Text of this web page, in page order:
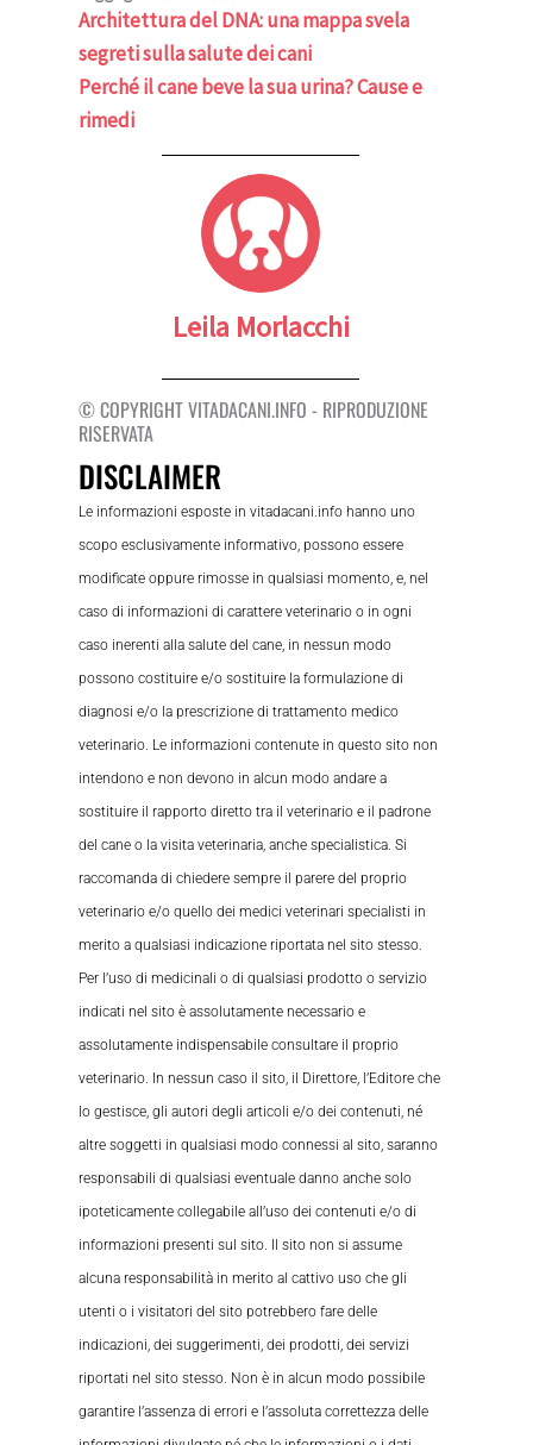
Architettura del DNA: una mappa svela
segreti sulla salute dei cani
Perché il cane beve la sua urina? Cause e
rimedi
Leila Morlacchi
© COPYRIGHT VITADACANI.INFO - RIPRODUZIONE
RISERVATA
DISCLAIMER
Le informazioni esposte in vitadacani.info hanno uno
scopo esclusivamente informativo, possono essere
modificate oppure rimosse in qualsiasi momento, e, nel
caso di informazioni di carattere veterinario o in ogni
caso inerenti alla salute del cane, in nessun modo
possono costituire e/o sostituire la formulazione di
diagnosi e/o la prescrizione di trattamento medico
veterinario. Le informazioni contenute in questo sito non
intendono e non devono in alcun modo andare a
sostituire il rapporto diretto tra il veterinario e il padrone
del cane o la visita veterinaria, anche specialistica. Si
raccomanda di chiedere sempre il parere del proprio
veterinario e/o quello dei medici veterinari specialisti in
merito a qualsiasi indicazione riportata nel sito stesso.
Per l’uso di medicinali o di qualsiasi prodotto o servizio
indicati nel sito è assolutamente necessario e
assolutamente indispensabile consultare il proprio
veterinario. In nessun caso il sito, il Direttore, l’Editore che
lo gestisce, gli autori degli articoli e/o dei contenuti, né
altre soggetti in qualsiasi modo connessi al sito, saranno
responsabili di qualsiasi eventuale danno anche solo
ipoteticamente collegabile all’uso dei contenuti e/o di
informazioni presenti sul sito. Il sito non si assume
alcuna responsabilità in merito al cattivo uso che gli
utenti o i visitatori del sito potrebbero fare delle
indicazioni, dei suggerimenti, dei prodotti, dei servizi
riportati nel sito stesso. Non è in alcun modo possibile
garantire l’assenza di errori e l’assoluta correttezza delle